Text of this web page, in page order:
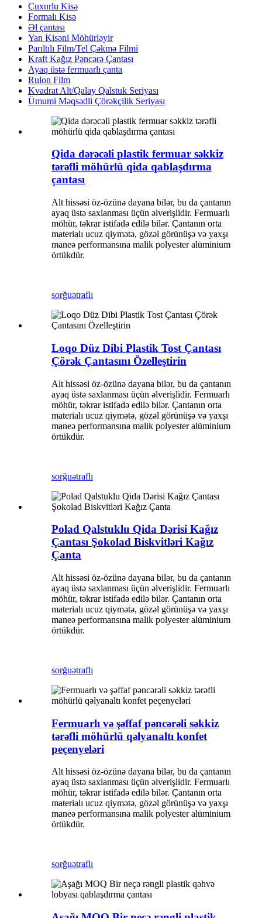
Çuxurlu Kisə
Formalı Kisə
Əl çantası
Yan Kisəni Möhürləyir
Parıltılı Film/Tel Çəkmə Filmi
Kraft Kağız Pəncərə Çantası
Ayaq üstə fermuarlı çanta
Rulon Film
Kvadrat Alt/Qalay Qalstuk Seriyası
Ümumi Məqsədli Çörəkçilik Seriyası
Qida dərəcəli plastik fermuar səkkiz
tərəfli möhürlü qida qablaşdırma
çantası
Alt hissəsi öz-özünə dayana bilər, bu da çantanın
ayaq üstə saxlanması üçün əlverişlidir. Fermuarlı
möhür, təkrar istifadə edilə bilər. Çantanın orta
materialı ucuz qiymətə, gözəl görünüşə və yaxşı
maneə performansına malik polyester alüminium
örtükdür.
sorğuətraflı
Loqo Düz Dibi Plastik Tost Çantası
Çörək Çantasını Özelleştirin
Alt hissəsi öz-özünə dayana bilər, bu da çantanın
ayaq üstə saxlanması üçün əlverişlidir. Fermuarlı
möhür, təkrar istifadə edilə bilər. Çantanın orta
materialı ucuz qiymətə, gözəl görünüşə və yaxşı
maneə performansına malik polyester alüminium
örtükdür.
sorğuətraflı
Polad Qalstuklu Qida Dərisi Kağız
Çantası Şokolad Biskvitləri Kağız
Çanta
Alt hissəsi öz-özünə dayana bilər, bu da çantanın
ayaq üstə saxlanması üçün əlverişlidir. Fermuarlı
möhür, təkrar istifadə edilə bilər. Çantanın orta
materialı ucuz qiymətə, gözəl görünüşə və yaxşı
maneə performansına malik polyester alüminium
örtükdür.
sorğuətraflı
Fermuarlı və şəffaf pəncərəli səkkiz
tərəfli möhürlü qəlyanaltı konfet
peçenyeləri
Alt hissəsi öz-özünə dayana bilər, bu da çantanın
ayaq üstə saxlanması üçün əlverişlidir. Fermuarlı
möhür, təkrar istifadə edilə bilər. Çantanın orta
materialı ucuz qiymətə, gözəl görünüşə və yaxşı
maneə performansına malik polyester alüminium
örtükdür.
sorğuətraflı